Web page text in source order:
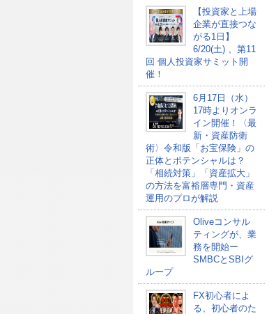
【投資家と上場
企業が直接つな
がる1日】
6/20(土) 、第11
回 個人投資家サミット開
催！
6月17日（水）
17時よりオンラ
イン開催！〈最
新・資産防衛
術〉令和版「お宝保険」の
正体とポテンシャルは？
「相続対策」「資産拡大」
の方法を富裕層専門・資産
運用のプロが解説
Oliveコンサル
ティングが、業
務を開始ー
SMBCとSBIグ
ループ
FX初心者によ
る、初心者のた